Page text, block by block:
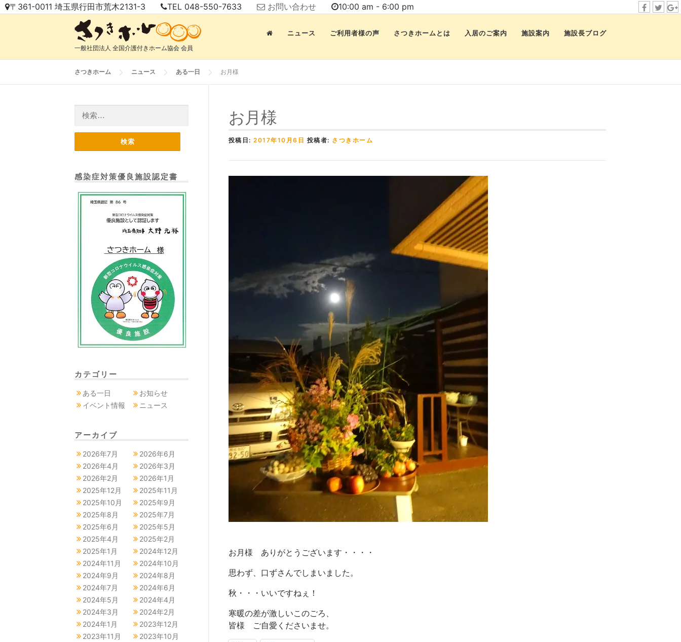
コ 〒361-0011 埼玉県行田市荒木2131-3 TEL 048-550-7633 お問い合わせ
10:00 am - 6:00 pm
e
t
t
一般社団法人 全国介護付きホーム協会 会員
ニュース ご利用者様の声 さつきホームとは 入居のご案内 施設案内 施設長ブログ
さつきホーム ニュース ある一日 お月様
お月様
投稿日:2017年10月6日 投稿者: さつきホーム
お月様 ありがとうございます・・・・
思わず、口ずさんでしまいました。
秋・・・いいですねぇ！
寒暖の差が激しいこのごろ、
皆様 ご自愛くださいませ。
感染症対策優良施設認定書
カテゴリー
ある一日
お知らせ
イベント情報
ニュース
アーカイブ
2026年7月
2026年6月
2026年4月
2026年3月
2026年2月
2026年1月
2025年12月
2025年11月
2025年10月
2025年9月
2025年8月
2025年7月
2025年6月
2025年5月
2025年4月
2025年2月
2025年1月
2024年12月
2024年11月
2024年10月
2024年9月
2024年8月
2024年7月
2024年6月
2024年5月
2024年4月
2024年3月
2024年2月
2024年1月
2023年12月
2023年11月
2023年10月